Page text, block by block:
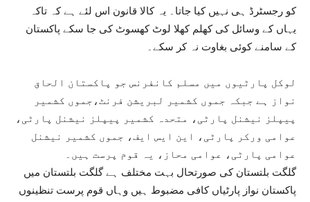
کو رجسٹرڈ ہی نہیں کیا جاتا۔ یہ کالا قانون اس لئے ہے کہ تاکہ
یہاں کے وسائل کی کھلم کھلا لوٹ کھسوٹ کی جا سکے پاکستان
کے سامنے کوئی بغاوت نہ کر سکے۔
لوکل پارٹیوں میں مسلم کانفرنس جو پاکستان الحاق
نواز ہے جبکہ جموں کشمیر لبریشن فرنٹ،جموں کشمیر
پیپلز نیشنل پارٹی، متحدہ کشمیر پیپلز نیشنل پارٹی،
عوامی ورکر پارٹی، این ایس ایف، جموں کشمیر نیشنل
عوامی پارٹی، عوامی محاز، یہ قوم پرست ہیں۔
گلگت بلتستان کی صورتحال بہت مختلف ہے گلگت بلتستان میں
پاکستان نواز پارٹیاں کافی مضبوط ہیں وہاں قوم پرست تنظینوں